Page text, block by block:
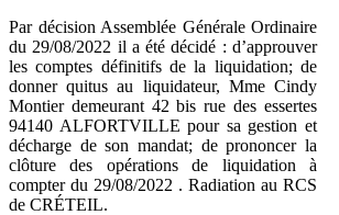
Par décision Assemblée Générale Ordinaire
du 29/08/2022 il a été décidé : d’approuver
les comptes définitifs de la liquidation; de
donner quitus au liquidateur, Mme Cindy
Montier demeurant 42 bis rue des essertes
94140 ALFORTVILLE pour sa gestion et
décharge de son mandat; de prononcer la
clôture des opérations de liquidation à
compter du 29/08/2022 . Radiation au RCS
de CRÉTEIL.